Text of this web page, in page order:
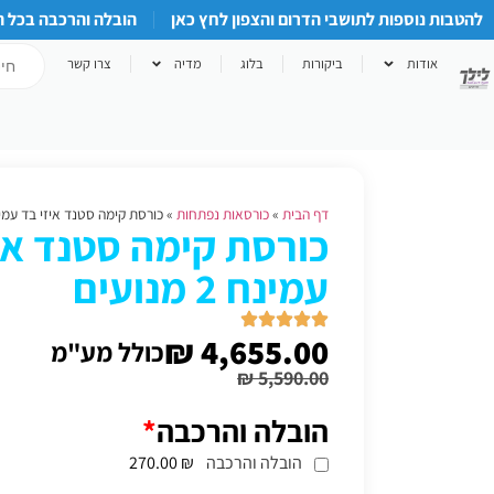
להטבות נוספות לתושבי הדרום והצפון לחץ כאן הובלה והרכבה
אודות ביקורות בלוג מדיה צרו קשר
דף הבית »כורסאות נפתחות »כורסת קימה סטנד איזי בד עמינח 2
כורסת קימה סטנד
עמינח 2 מנועים
₪5,590.00
₪4,655.00 כולל מע"מ
הובלה והרכבה*
הובלה והרכבה
₪ 270.00